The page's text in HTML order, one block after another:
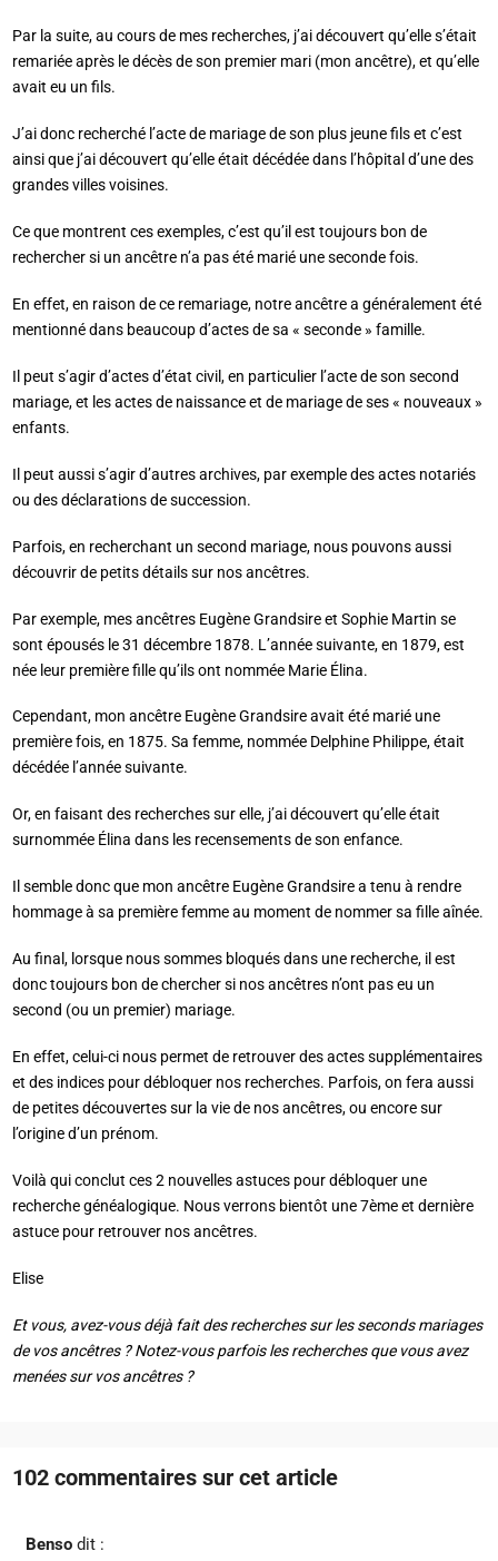
Par la suite, au cours de mes recherches, j’ai découvert qu’elle s’était
remariée après le décès de son premier mari (mon ancêtre), et qu’elle
avait eu un fils.
J’ai donc recherché l’acte de mariage de son plus jeune fils et c’est
ainsi que j’ai découvert qu’elle était décédée dans l’hôpital d’une des
grandes villes voisines.
Ce que montrent ces exemples, c’est qu’il est toujours bon de
rechercher si un ancêtre n’a pas été marié une seconde fois.
En effet, en raison de ce remariage, notre ancêtre a généralement été
mentionné dans beaucoup d’actes de sa « seconde » famille.
Il peut s’agir d’actes d’état civil, en particulier l’acte de son second
mariage, et les actes de naissance et de mariage de ses « nouveaux »
enfants.
Il peut aussi s’agir d’autres archives, par exemple des actes notariés
ou des déclarations de succession.
Parfois, en recherchant un second mariage, nous pouvons aussi
découvrir de petits détails sur nos ancêtres.
Par exemple, mes ancêtres Eugène Grandsire et Sophie Martin se
sont épousés le 31 décembre 1878. L’année suivante, en 1879, est
née leur première fille qu’ils ont nommée Marie Élina.
Cependant, mon ancêtre Eugène Grandsire avait été marié une
première fois, en 1875. Sa femme, nommée Delphine Philippe, était
décédée l’année suivante.
Or, en faisant des recherches sur elle, j’ai découvert qu’elle était
surnommée Élina dans les recensements de son enfance.
Il semble donc que mon ancêtre Eugène Grandsire a tenu à rendre
hommage à sa première femme au moment de nommer sa fille aînée.
Au final, lorsque nous sommes bloqués dans une recherche, il est
donc toujours bon de chercher si nos ancêtres n’ont pas eu un
second (ou un premier) mariage.
En effet, celui-ci nous permet de retrouver des actes supplémentaires
et des indices pour débloquer nos recherches. Parfois, on fera aussi
de petites découvertes sur la vie de nos ancêtres, ou encore sur
l’origine d’un prénom.
Voilà qui conclut ces 2 nouvelles astuces pour débloquer une
recherche généalogique. Nous verrons bientôt une 7ème et dernière
astuce pour retrouver nos ancêtres.
Elise
Et vous, avez-vous déjà fait des recherches sur les seconds mariages
de vos ancêtres ? Notez-vous parfois les recherches que vous avez
menées sur vos ancêtres ?
102 commentaires sur cet article
Benso dit :